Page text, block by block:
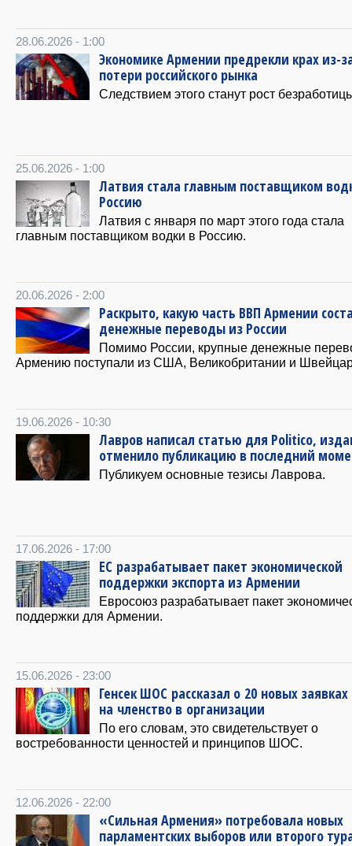
28.06.2026 - 1:00
Экономике Армении предрекли крах из-
потери российского рынка
Следствием этого станут рост
25.06.2026 - 1:00
Латвия стала главным поставщиком
Россию
Латвия с января по март этого года стала
главным поставщиком водки в Россию.
20.06.2026 - 2:00
Раскрыто, какую часть ВВП Армении
денежные переводы из России
Помимо России, крупные денежные
Армению поступали из США, Великобритании и
19.06.2026 - 10:30
Лавров написал статью для Politico,
отменило публикацию в последний
Публикуем основные тезисы Лаврова.
17.06.2026 - 17:00
ЕС разрабатывает пакет экономической
поддержки экспорта из Армении
Евросоюз разрабатывает пакет
поддержки для Армении.
15.06.2026 - 23:00
Генсек ШОС рассказал о 20 новых заявках
на членство в организации
По его словам, это свидетельствует о
востребованности ценностей и принципов ШОС.
12.06.2026 - 22:00
«Сильная Армения» потребовала новых
парламентских выборов или второго